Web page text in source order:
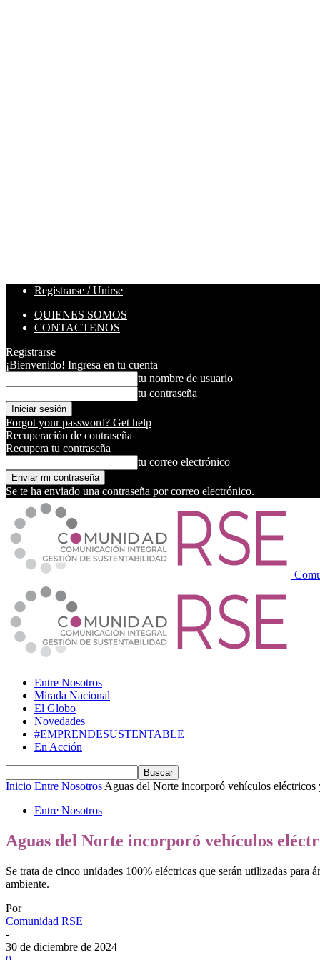
Registrarse / Unirse
QUIENES SOMOS
CONTACTENOS
Registrarse
¡Bienvenido! Ingresa en tu cuenta
tu nombre de usuario
tu contraseña
Forgot your password? Get help
Recuperación de contraseña
Recupera tu contraseña
tu correo electrónico
Se te ha enviado una contraseña por correo electrónico.
Entre Nosotros
Mirada Nacional
El Globo
Novedades
#EMPRENDESUSTENTABLE
En Acción
Inicio Entre Nosotros Aguas del Norte incorporó vehículos eléctricos
Entre Nosotros
Aguas del Norte incorporó vehículos
Se trata de cinco unidades 100% eléctricas que serán utilizadas para
ambiente.
Por
Comunidad RSE
-
30 de diciembre de 2024